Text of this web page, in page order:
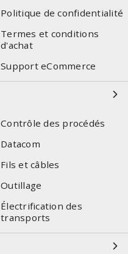
Politique de confidentialité
Termes et conditions
d'achat
Support eCommerce
Contrôle des procédés
Datacom
Fils et câbles
Outillage
Électrification des
transports